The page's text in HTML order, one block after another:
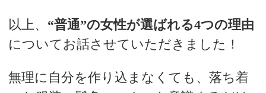
以上、 “普通”の女性が選ばれる4つの理由
についてお話させていただきました！
無理に自分を作り込まなくても、落ち着